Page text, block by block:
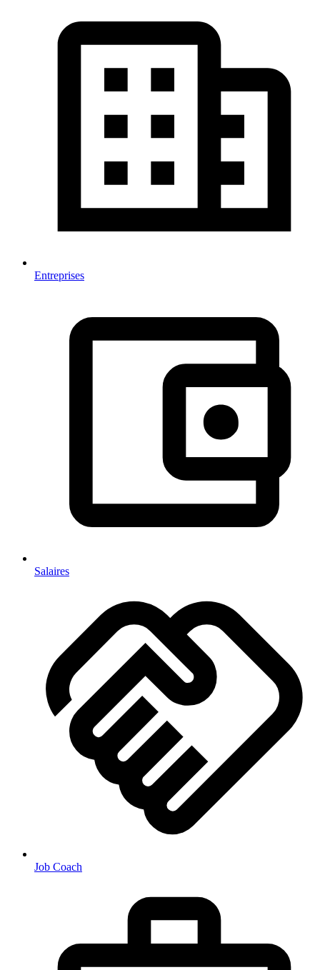
Entreprises
Salaires
Job Coach